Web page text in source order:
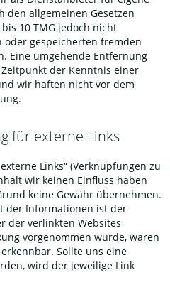
den allgemeinen Gesetzen
10 TMG jedoch nicht
gespeicherten fremden
Eine umgehende Entfernung
der Kenntnis einer
wir haften nicht vor dem
für externe Links
Links“ (Verknüpfungen zu
wir keinen Einfluss haben
keine Gewähr übernehmen.
der Informationen ist der
der verlinkten Websites
vorgenommen wurde, waren
Sollte uns eine
wird der jeweilige Link